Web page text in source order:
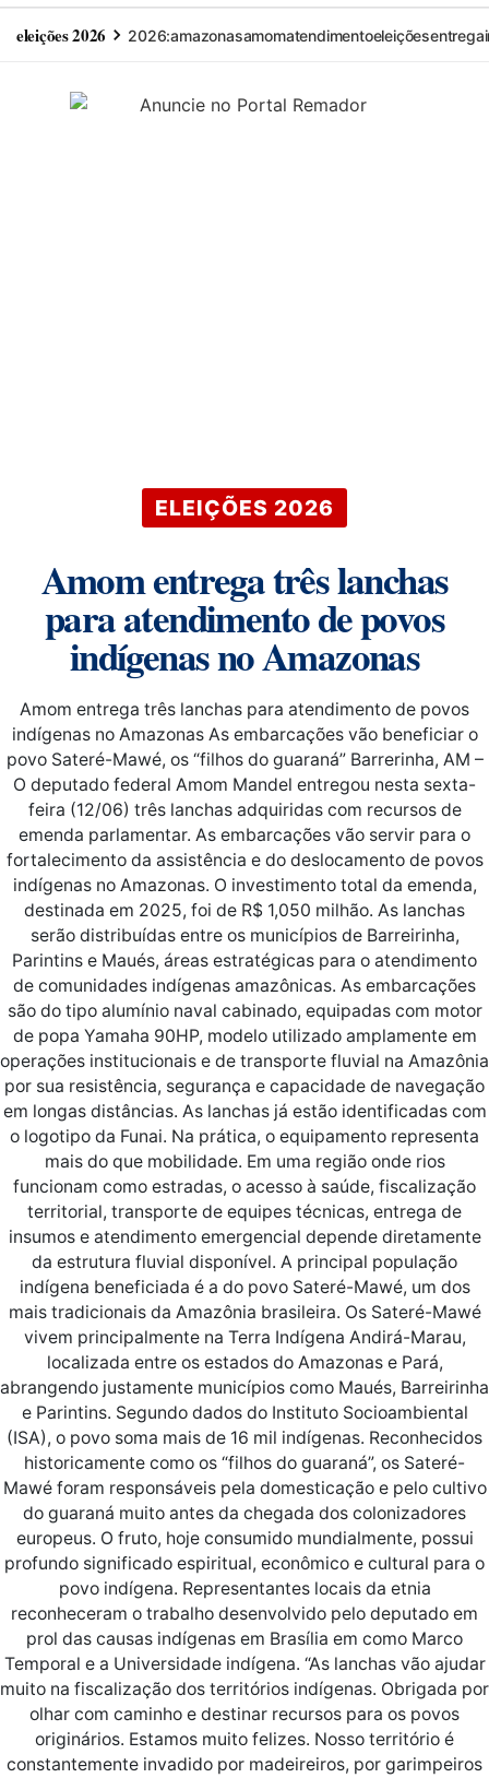
eleições 2026 2026:amazonasamomatendimentoeleiçõesentrega
ELEIÇÕES 2026
Amom entrega três lanchas
para atendimento de povos
indígenas no Amazonas
Amom entrega três lanchas para atendimento de povos
indígenas no Amazonas As embarcações vão beneficiar o
povo Sateré-Mawé, os “filhos do guaraná” Barrerinha, AM –
O deputado federal Amom Mandel entregou nesta sexta-
feira (12/06) três lanchas adquiridas com recursos de
emenda parlamentar. As embarcações vão servir para o
fortalecimento da assistência e do deslocamento de povos
indígenas no Amazonas. O investimento total da emenda,
destinada em 2025, foi de R$ 1,050 milhão. As lanchas
serão distribuídas entre os municípios de Barreirinha,
Parintins e Maués, áreas estratégicas para o atendimento
de comunidades indígenas amazônicas. As embarcações
são do tipo alumínio naval cabinado, equipadas com motor
de popa Yamaha 90HP, modelo utilizado amplamente em
operações institucionais e de transporte fluvial na Amazônia
por sua resistência, segurança e capacidade de navegação
em longas distâncias. As lanchas já estão identificadas com
o logotipo da Funai. Na prática, o equipamento representa
mais do que mobilidade. Em uma região onde rios
funcionam como estradas, o acesso à saúde, fiscalização
territorial, transporte de equipes técnicas, entrega de
insumos e atendimento emergencial depende diretamente
da estrutura fluvial disponível. A principal população
indígena beneficiada é a do povo Sateré-Mawé, um dos
mais tradicionais da Amazônia brasileira. Os Sateré-Mawé
vivem principalmente na Terra Indígena Andirá-Marau,
localizada entre os estados do Amazonas e Pará,
abrangendo justamente municípios como Maués, Barreirinha
e Parintins. Segundo dados do Instituto Socioambiental
(ISA), o povo soma mais de 16 mil indígenas. Reconhecidos
historicamente como os “filhos do guaraná”, os Sateré-
Mawé foram responsáveis pela domesticação e pelo cultivo
do guaraná muito antes da chegada dos colonizadores
europeus. O fruto, hoje consumido mundialmente, possui
profundo significado espiritual, econômico e cultural para o
povo indígena. Representantes locais da etnia
reconheceram o trabalho desenvolvido pelo deputado em
prol das causas indígenas em Brasília em como Marco
Temporal e a Universidade indígena. “As lanchas vão ajudar
muito na fiscalização dos territórios indígenas. Obrigada por
olhar com caminho e destinar recursos para os povos
originários. Estamos muito felizes. Nosso território é
constantemente invadido por madeireiros, por garimpeiros